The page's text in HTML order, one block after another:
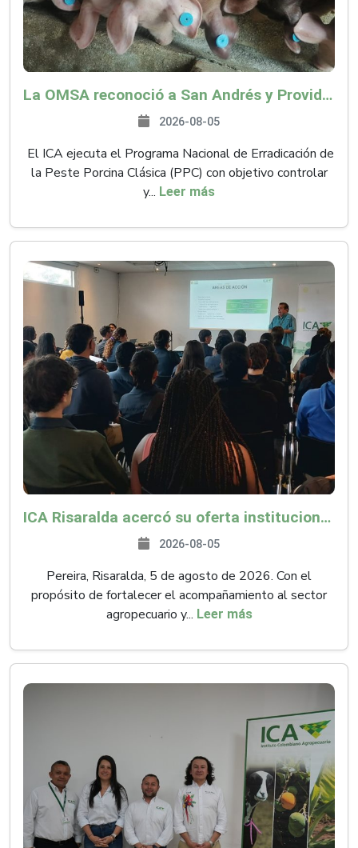
La OMSA reconoció a San Andrés y Providencia como zona libre de Peste Porcina Clásica (PPC)
2026-08-05
El ICA ejecuta el Programa Nacional de Erradicación de
la Peste Porcina Clásica (PPC) con objetivo controlar
y... Leer más
ICA Risaralda acercó su oferta institucional a productores y emprendedores en Expocamello
2026-08-05
Pereira, Risaralda, 5 de agosto de 2026. Con el
propósito de fortalecer el acompañamiento al sector
agropecuario y... Leer más